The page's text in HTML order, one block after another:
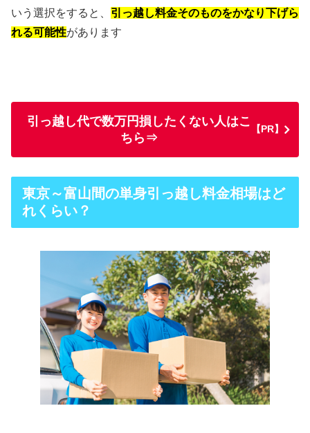
いう選択をすると、 引っ越し料金そのものをかなり下げら
れる可能性があります
引っ越し代で数万円損したくない人はこ
ちら⇒
【PR】
東京～富山間の単身引っ越し料金相場はど
れくらい？